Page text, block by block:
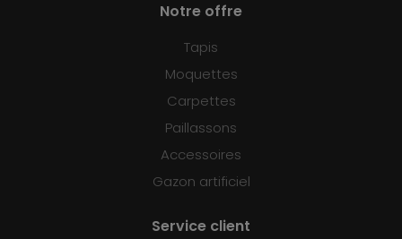
Notre offre
Tapis
Moquettes
Carpettes
Paillassons
Accessoires
Gazon artificiel
Service client